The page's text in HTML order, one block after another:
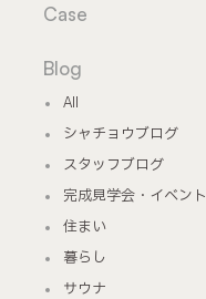
Case
Blog
All
シャチョウブログ
スタッフブログ
完成見学会・イベント
住まい
暮らし
サウナ